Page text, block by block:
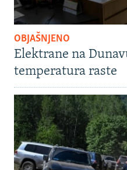
OBJAŠNJENO
Elektrane na
temperatura raste